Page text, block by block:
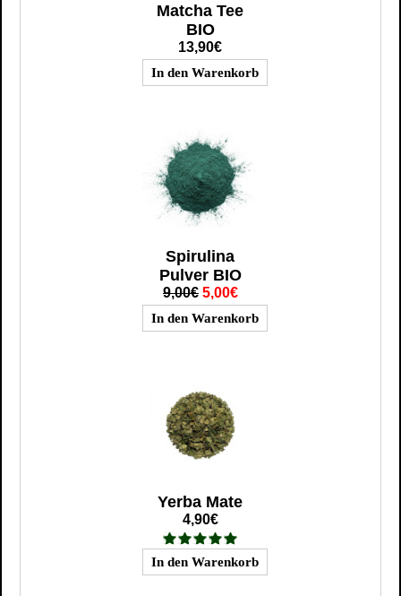
Matcha Tee
BIO
13,90€
Spirulina
Pulver BIO
9,00€ 5,00€
Yerba Mate
4,90€